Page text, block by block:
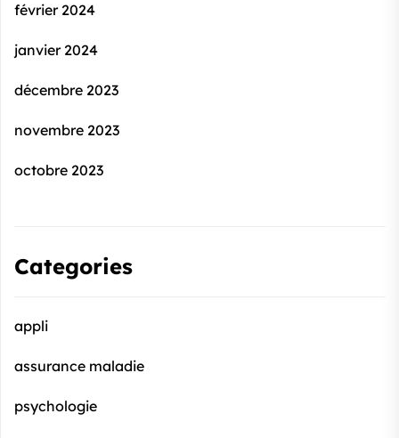
février 2024
janvier 2024
décembre 2023
novembre 2023
octobre 2023
Categories
appli
assurance maladie
psychologie